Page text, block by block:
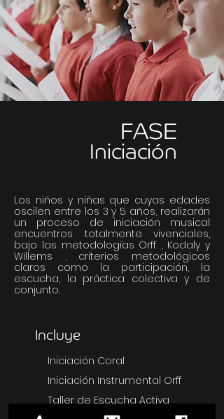
FASE
Iniciación
Incluye
Iniciación Coral
Iniciación Instrumental Orff
Taller de Escucha Activa
Metodología Willems
Los niños y niñas que cuyas edades
oscilen entre los 3 y 5 años, realizarán
un proceso de iniciación musical
encuentros totalmente vivenciales,
bajo las metodologías Orff , Kodaly y
Willems , criterios metodológicos
claros como la participación, la
escucha, la práctica colectiva y de
conjunto.